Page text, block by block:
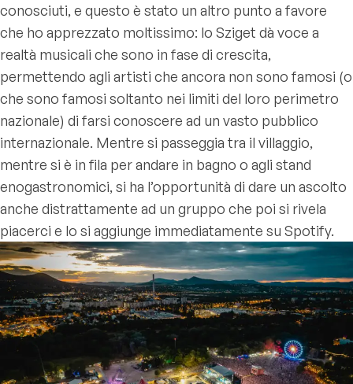
conosciuti, e questo è stato un altro punto a favore
che ho apprezzato moltissimo: lo Sziget dà voce a
realtà musicali che sono in fase di crescita,
permettendo agli artisti che ancora non sono famosi (o
che sono famosi soltanto nei limiti del loro perimetro
nazionale) di farsi conoscere ad un vasto pubblico
internazionale. Mentre si passeggia tra il villaggio,
mentre si è in fila per andare in bagno o agli stand
enogastronomici, si ha l’opportunità di dare un ascolto
anche distrattamente ad un gruppo che poi si rivela
piacerci e lo si aggiunge immediatamente su Spotify.